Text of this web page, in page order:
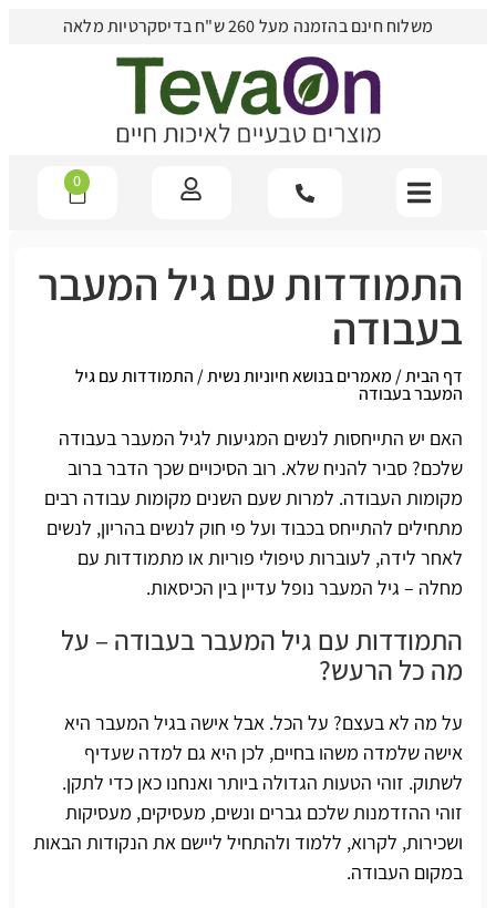
משלוח חינם בהזמנה מעל 260 ש"ח בדיסקרטיות מלאה
0
התמודדות עם גיל המעבר
בעבודה
דף הבית/ מאמרים בנושא חיוניות נשית/ התמודדות עם גיל
המעבר בעבודה
האם יש התייחסות לנשים המגיעות לגיל המעבר בעבודה
שלכם? סביר להניח שלא. רוב הסיכויים שכך הדבר ברוב
מקומות העבודה. למרות שעם השנים מקומות עבודה רבים
מתחילים להתייחס בכבוד ועל פי חוק לנשים בהריון, לנשים
לאחר לידה, לעוברות טיפולי פוריות או מתמודדות עם
מחלה – גיל המעברנופל עדיין בין הכיסאות.
התמודדות עם גיל המעבר בעבודה – על
מה כל הרעש?
על מה לא בעצם? על הכל. אבל אישה בגיל המעבר היא
אישה שלמדה משהו בחיים, לכן היא גם למדה שעדיף
לשתוק. זוהי הטעות הגדולה ביותר ואנחנו כאן כדי לתקן.
זוהי ההזדמנות שלכם גברים ונשים, מעסיקים, מעסיקות
ושכירות, לקרוא, ללמוד ולהתחיל ליישם את הנקודות הבאות
במקום העבודה.